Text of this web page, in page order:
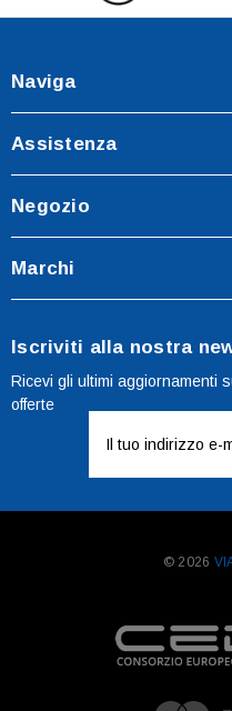
Naviga
Assistenza
Negozio
Marchi
Iscriviti alla nostra
Ricevi gli ultimi aggiornamenti
offerte
mail
© 2026